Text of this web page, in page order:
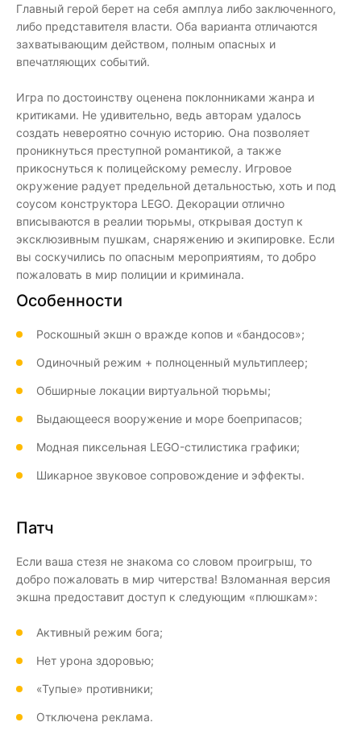
Главный герой берет на себя амплуа либо заключенного,
либо представителя власти. Оба варианта отличаются
захватывающим действом, полным опасных и
впечатляющих событий.
Игра по достоинству оценена поклонниками жанра и
критиками. Не удивительно, ведь авторам удалось
создать невероятно сочную историю. Она позволяет
проникнуться преступной романтикой, а также
прикоснуться к полицейскому ремеслу. Игровое
окружение радует предельной детальностью, хоть и под
соусом конструктора LEGO. Декорации отлично
вписываются в реалии тюрьмы, открывая доступ к
эксклюзивным пушкам, снаряжению и экипировке. Если
вы соскучились по опасным мероприятиям, то добро
пожаловать в мир полиции и криминала.
Особенности
Роскошный экшн о вражде копов и «бандосов»;
Одиночный режим + полноценный мультиплеер;
Обширные локации виртуальной тюрьмы;
Выдающееся вооружение и море боеприпасов;
Модная пиксельная LEGO-стилистика графики;
Шикарное звуковое сопровождение и эффекты.
Патч
Если ваша стезя не знакома со словом проигрыш, то
добро пожаловать в мир читерства! Взломанная версия
экшна предоставит доступ к следующим «плюшкам»:
Активный режим бога;
Нет урона здоровью;
«Тупые» противники;
Отключена реклама.